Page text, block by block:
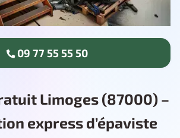
Limoges (87000) –
express d’épaviste
09 77 55 55 50